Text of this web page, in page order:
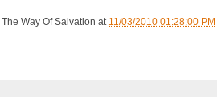
The Way Of Salvation at 11/03/2010 01:28:00 PM